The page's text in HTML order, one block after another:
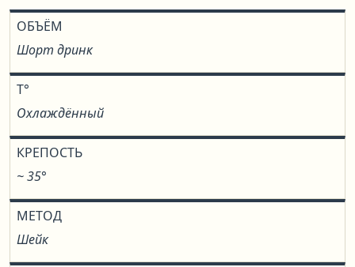
ОБЪЁМ
Шорт дринк
T°
Охлаждённый
КРЕПОСТЬ
~ 35°
МЕТОД
Шейк